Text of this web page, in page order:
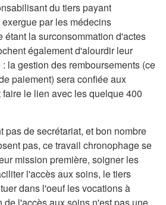
du tiers payant
par les médecins
étant la surconsommation d'actes
également d'alourdir leur
la gestion des remboursements (ce
paiement) sera confiée aux
le lien avec les quelque 400
pas de secrétariat, et bon nombre
pas, ce travail chronophage se
mission première, soigner les
l'accès aux soins, le tiers
dans l'oeuf les vocations à